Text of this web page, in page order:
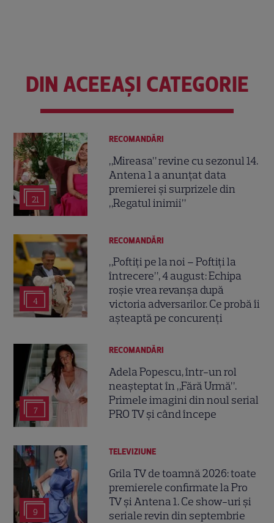
DIN ACEEAȘI CATEGORIE
21
RECOMANDĂRI
„Mireasa” revine cu sezonul 14.
Antena 1 a anunțat data
premierei și surprizele din
„Regatul inimii”
4
RECOMANDĂRI
„Poftiți pe la noi – Poftiți la
întrecere”, 4 august: Echipa
roșie vrea revanșa după
victoria adversarilor. Ce probă îi
așteaptă pe concurenți
7
RECOMANDĂRI
Adela Popescu, într-un rol
neașteptat în „Fără Urmă”.
Primele imagini din noul serial
PRO TV și când începe
9
TELEVIZIUNE
Grila TV de toamnă 2026: toate
premierele confirmate la Pro
TV și Antena 1. Ce show-uri și
seriale revin din septembrie